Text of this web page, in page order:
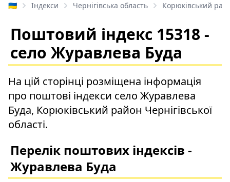
🇺🇦 Індекси Чернігівська область Корюківський
Поштовий індекс 15318 -
село Журавлева Буда
На цій сторінці розміщена інформація
про поштові індекси село Журавлева
Буда, Корюківський район Чернігівської
області.
Перелік поштових індексів -
Журавлева Буда